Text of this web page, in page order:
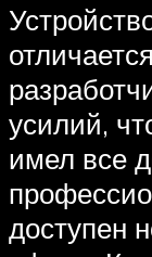
усилий,
имел все
доступен